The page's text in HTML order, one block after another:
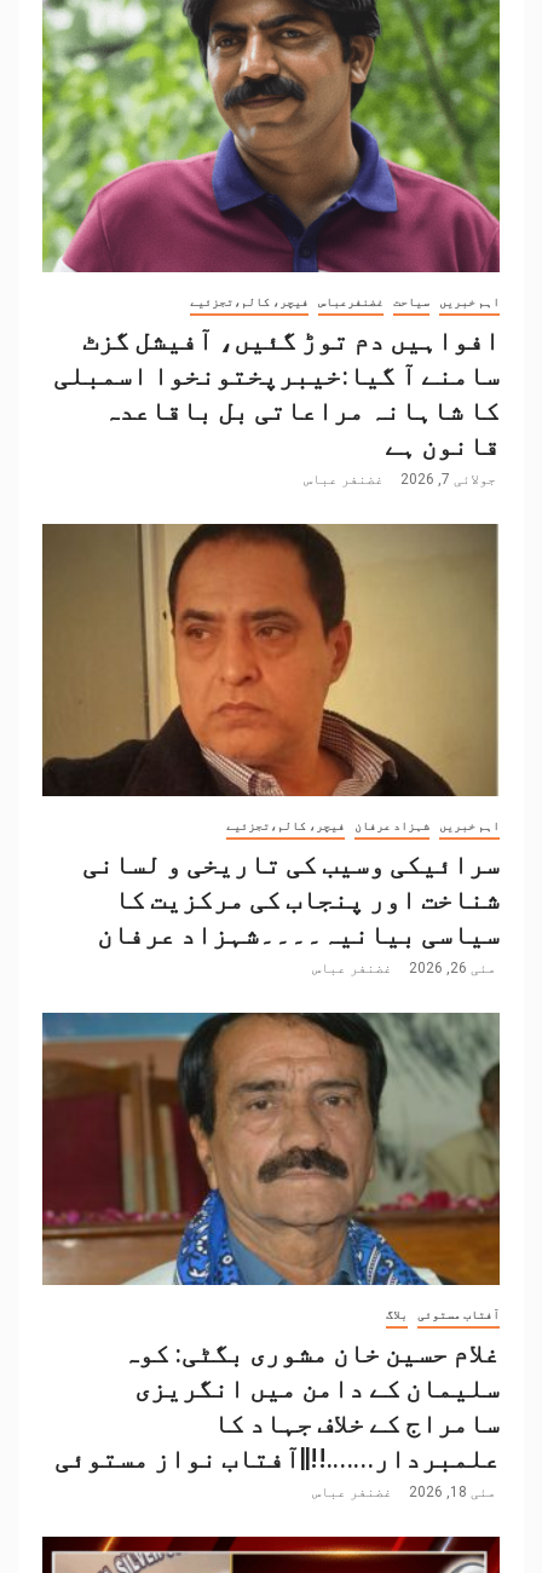
اہم خبریں سیاحت غضنفرعباس فیچر، کالم،تجزئیے
افواہیں دم توڑ گئیں، آفیشل گزٹ
سامنے آ گیا:خیبرپختونخوا اسمبلی
کا شاہانہ مراعاتی بل باقاعدہ
قانون ہے
جولائی 7, 2026 غضنفر عباس
اہم خبریں شہزاد عرفان فیچر، کالم،تجزئیے
سرائیکی وسیب کی تاریخی و لسانی
شناخت اور پنجاب کی مرکزیت کا
سیاسی بیانیہ۔۔۔۔شہزاد عرفان
مئی 26, 2026 غضنفر عباس
آفتاب مستوئی بلاگ
غلام حسین خان مشوری بگٹی: کوہ
سلیمان کے دامن میں انگریزی
سامراج کے خلاف جہاد کا
علمبردار…….!!||آفتاب نواز مستوئی
مئی 18, 2026 غضنفر عباس